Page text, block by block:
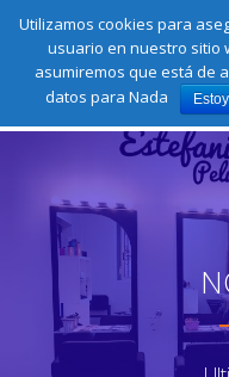
contenido
Llámamos:622 44 00 31
Utilizamos cookies para
usuario en nuestro sitio
asumiremos que está de
datos para Nada